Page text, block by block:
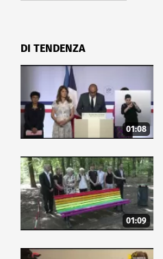
DI TENDENZA
01:08
01:09